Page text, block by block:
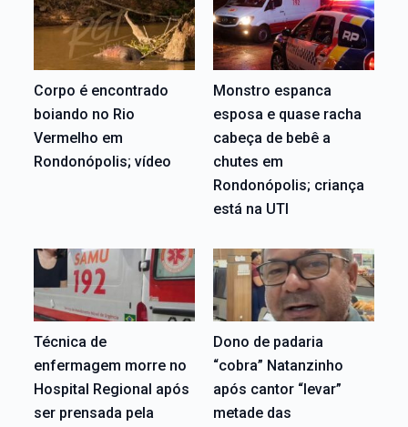
Corpo é encontrado
boiando no Rio
Vermelho em
Rondonópolis; vídeo
Monstro espanca
esposa e quase racha
cabeça de bebê a
chutes em
Rondonópolis; criança
está na UTI
Técnica de
enfermagem morre no
Hospital Regional após
ser prensada pela
Dono de padaria
“cobra” Natanzinho
após cantor “levar”
metade das